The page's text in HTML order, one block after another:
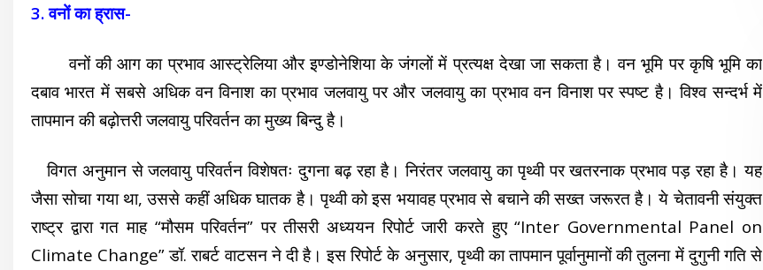
3. वनों का ह्रास-
वनों की आग का प्रभाव आस्ट्रेलिया और इण्डोनेशिया के जंगलोंमें प्रत्यक्ष देखा जा सकता है। वन भूमि पर कृषि भूमि का
दबाव भारत में सबसे अधिक वन विनाश का प्रभाव जलवायु पर और जलवायु का प्रभाव वन विनाश पर स्पष्ट है। विश्व सन्दर्भ में
तापमान की बढ़ोत्तरी जलवायु परिवर्तन का मुख्य बिन्दु है।
विगत अनुमान से जलवायु परिवर्तन विशेषतः दुगना बढ़ रहा है। निरंतर जलवायु का पृथ्वी पर खतरनाक प्रभाव पड़ रहा है। यह
जैसा सोचा गया था, उससे कहीं अधिक घातक है। पृथ्वी को इस भयावह प्रभाव से बचाने की सख्त जरूरत है। ये चेतावनी संयुक्त
राष्ट्र द्वारा गत माह “मौसम परिवर्तन” पर तीसरी अध्ययन रिपोर्ट जारी करते हुए “Inter Governmental Panel on
Climate Change” डॉ. राबर्ट वाटसन ने दी है। इस रिपोर्ट के अनुसार, पृथ्वी का तापमान पूर्वानुमानों की तुलना में दुगुनी गति से